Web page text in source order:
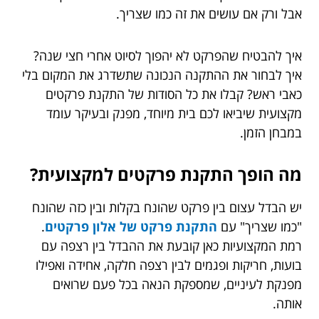
אבל ורק אם עושים את זה כמו שצריך.
איך להבטיח שהפרקט לא יהפוך לסיוט אחרי חצי שנה?
איך לבחור את ההתקנה הנכונה שתשדרג את המקום בלי
כאבי ראש? קבלו את כל הסודות של התקנת פרקטים
מקצועית שיביאו לכם בית מיוחד, מפנק ובעיקר עומד
במבחן הזמן.
מה הופך התקנת פרקטים למקצועית?
יש הבדל עצום בין פרקט שהונח בקלות ובין כזה שהונח
"כמו שצריך" עם התקנת פרקט של אלון פרקטים.
רמת המקצועיות כאן קובעת את ההבדל בין רצפה עם
בועות, חריקות ופגמים לבין רצפה חלקה, אחידה ואפילו
מפנקת לעיניים, שמספקת הנאה בכל פעם שרואים
אותה.